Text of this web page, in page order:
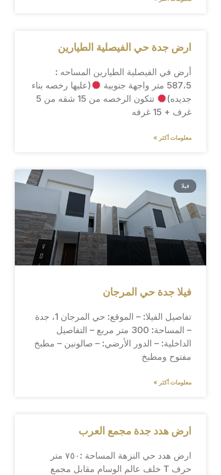
ارض جدة حي الفيصلية الطيارين
أرض في الفيصلية الطيارين المساحه :
587،5 متر واجهة جنوبية
(عليها رخصه بناء
جديده)
تتكون الرخصه من 15 شقه من 5
غرف + 15 غرفه
معلومات أكثر »
فيلا
فيلا جدة حي المرجان
تفاصيل الفيلا: – الموقع: حي المرجان 1، جدة
– المساحة: 300 متر مربع – التفاصيل
الداخلية: – الدور الأرضي: – صالونين – مطبخ
مفتوح ومطبخ
معلومات أكثر »
ارض هدد جدة مجمع العرب
ارض هدد حي النزهة المساحة :٧٥٠ متر
حرف T خلف عالم الوسام مقابل مجمع